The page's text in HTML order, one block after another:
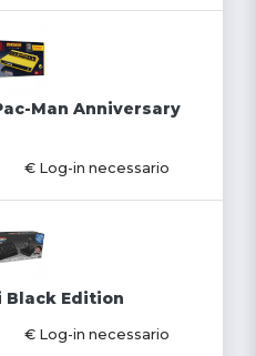
Man Anniversary
€ Log-in necessario
Black Edition
€ Log-in necessario